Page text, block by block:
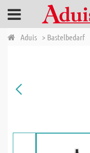
Aduis > Bastelbedarf